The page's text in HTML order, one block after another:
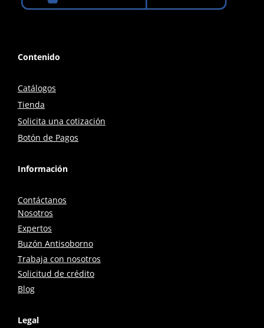
Contenido
Catálogos
Tienda
Solicita una cotización
Botón de Pagos
Información
Contáctanos
Nosotros
Expertos
Buzón Antisoborno
Trabaja con nosotros
Solicitud de crédito
Blog
Legal